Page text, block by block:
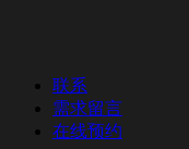
联系
需求留言
在线预约